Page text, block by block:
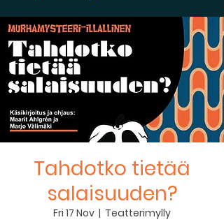
Tahdotko tietää
salaisuuden?
Fri 17 Nov
  |
Teatterimylly